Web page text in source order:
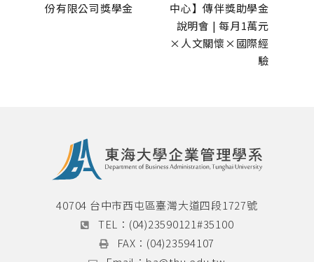
份有限公司獎學金
中心】傳伴獎助學金
說明會 | 每月1萬元
×人文關懷×國際經
驗
40704 台中市西屯區臺灣大道四段1727號
TEL： (04)23590121#35100
FAX： (04)23594107